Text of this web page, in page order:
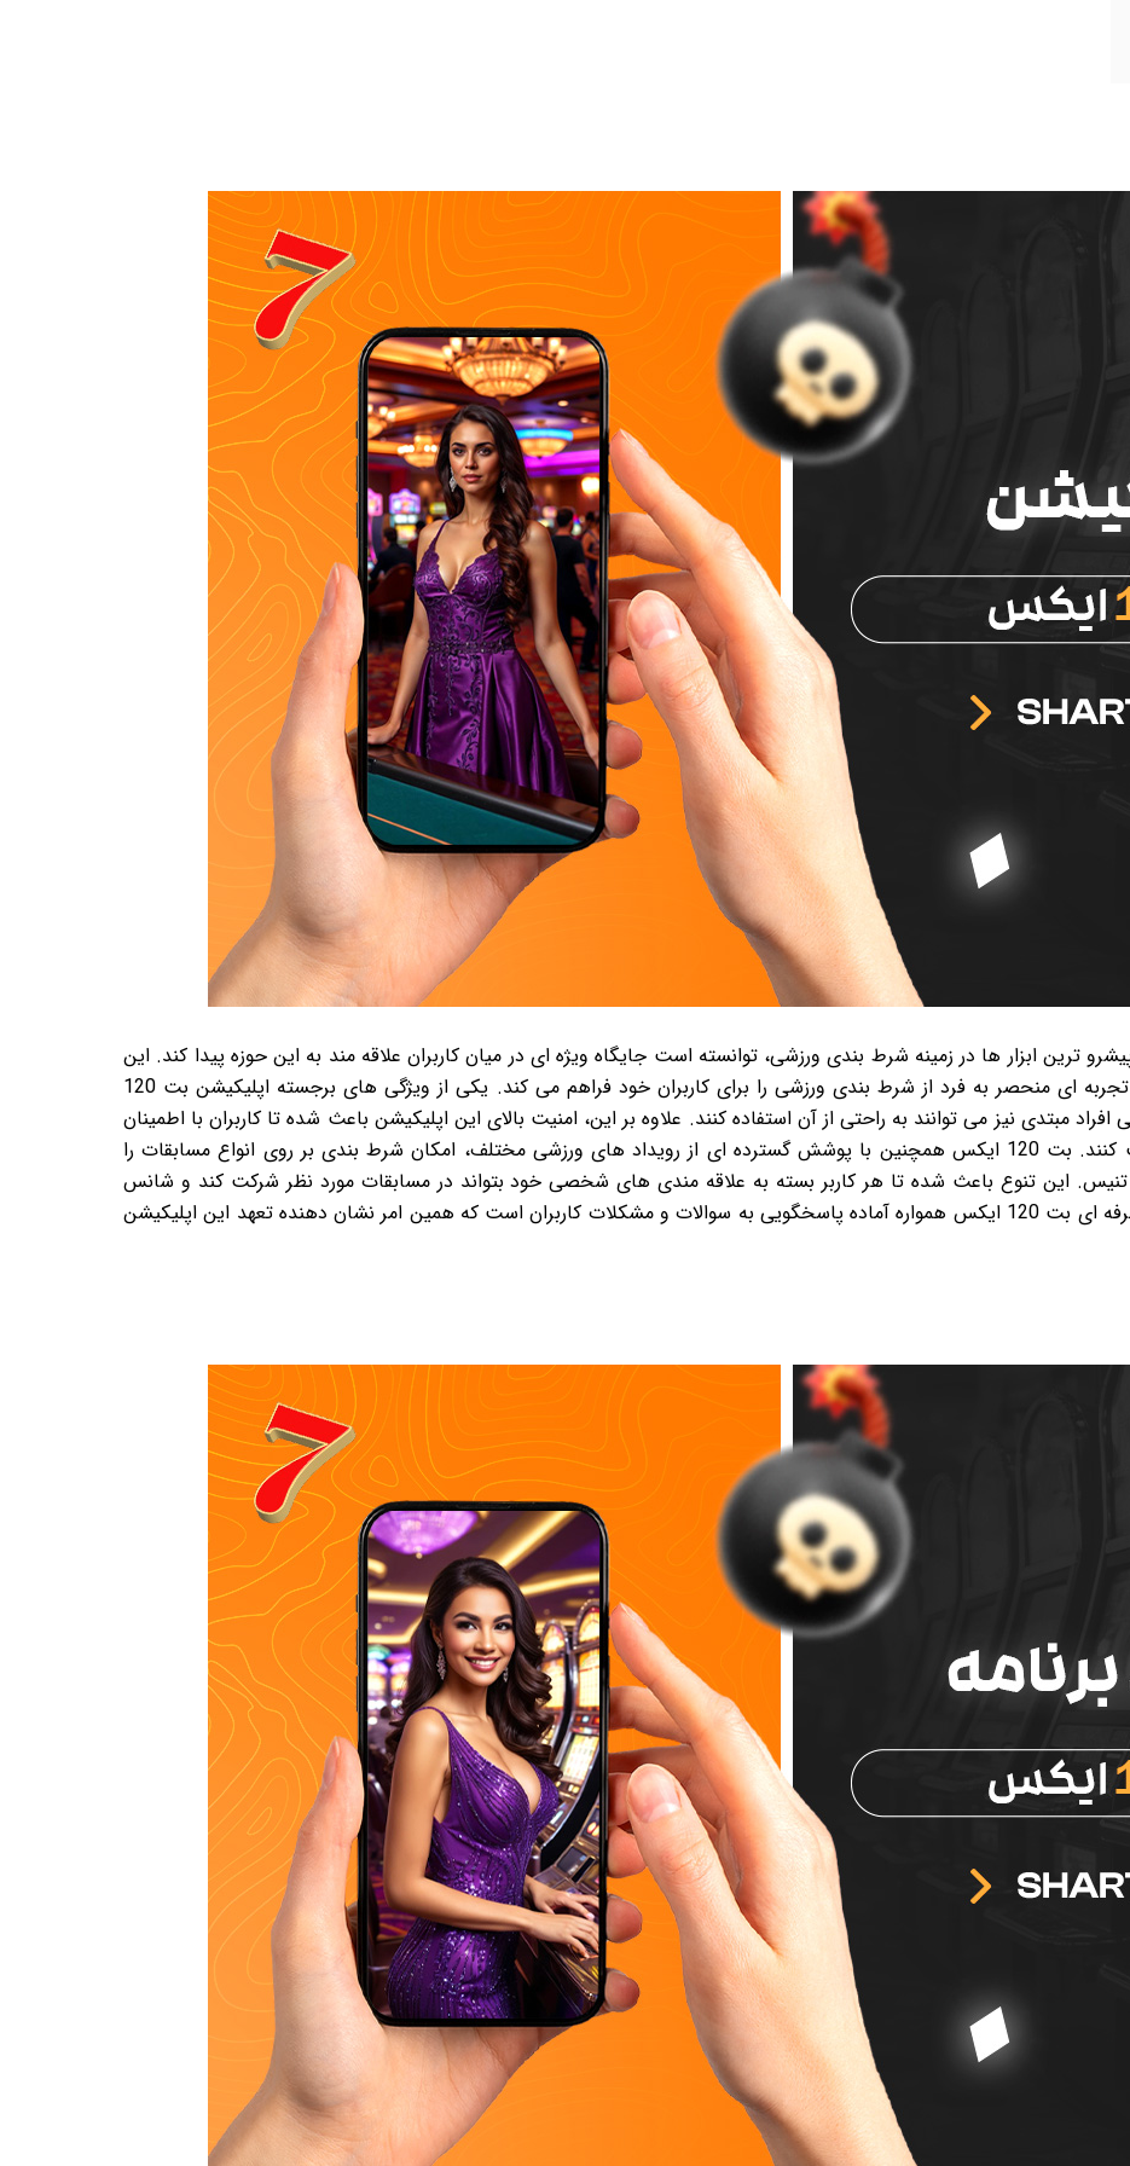
یکی از پیشرو ترین ابزار ها در زمینه شرط بندی ورزشی، توانسته است جایگاه ویژه ای در میان کاربران علاقه مند به این حوزه پیدا کند. این
اپلیکیشن با ارائه امکانات متنوع و کاربر پسند، تجربه ای منحصر به فرد از شرط بندی ورزشی را برای کاربران خود فراهم می کند. یکی از ویژگی های برجسته اپلیکیشن بت 120
مبتدی نیز می توانند به راحتی از آن استفاده کنند. علاوه بر این، امنیت بالای این اپلیکیشن باعث شده تا کاربران با اطمینان
خاطر بتوانند اطلاعات و سرمایه خود را مدیریت کنند. بت 120 ایکس همچنین با پوشش گسترده ای از رویداد های ورزشی مختلف، امکان شرط بندی بر روی انواع مسابقات را
و تنیس. این تنوع باعث شده تا هر کاربر بسته به علاقه مندی های شخصی خود بتواند در مسابقات مورد نظر شرکت کند و شانس
خود را امتحان نماید. در نهایت، تیم پشتیبانی حرفه ای بت 120 ایکس همواره آماده پاسخگویی به سوالات و مشکلات کاربران است که همین امر نشان دهنده تعهد این اپلیکیشن